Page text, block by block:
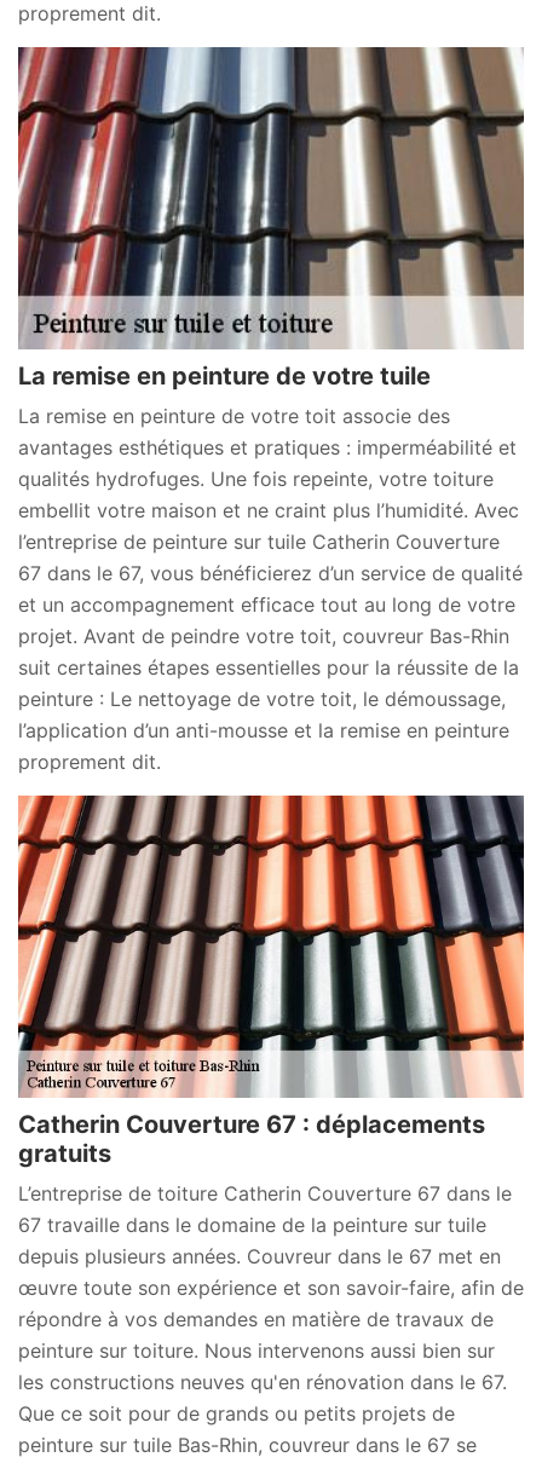
proprement dit.
La remise en peinture de votre tuile
La remise en peinture de votre toit associe des
avantages esthétiques et pratiques : imperméabilité et
qualités hydrofuges. Une fois repeinte, votre toiture
embellit votre maison et ne craint plus l’humidité. Avec
l’entreprise de peinture sur tuile Catherin Couverture
67 dans le 67, vous bénéficierez d’un service de qualité
et un accompagnement efficace tout au long de votre
projet. Avant de peindre votre toit, couvreur Bas-Rhin
suit certaines étapes essentielles pour la réussite de la
peinture : Le nettoyage de votre toit, le démoussage,
l’application d’un anti-mousse et la remise en peinture
proprement dit.
Catherin Couverture 67 : déplacements
gratuits
L’entreprise de toiture Catherin Couverture 67 dans le
67 travaille dans le domaine de la peinture sur tuile
depuis plusieurs années. Couvreur dans le 67 met en
œuvre toute son expérience et son savoir-faire, afin de
répondre à vos demandes en matière de travaux de
peinture sur toiture. Nous intervenons aussi bien sur
les constructions neuves qu'en rénovation dans le 67.
Que ce soit pour de grands ou petits projets de
peinture sur tuile Bas-Rhin, couvreur dans le 67 se